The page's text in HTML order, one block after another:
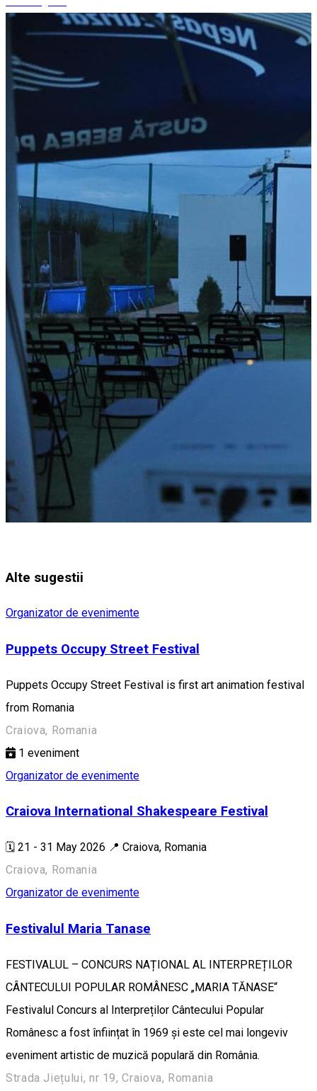
Alte sugestii
Organizator de evenimente
Puppets Occupy Street Festival
Puppets Occupy Street Festival is first art animation festival
from Romania
Craiova, Romania
1 eveniment
Organizator de evenimente
Craiova International Shakespeare Festival
🗓️ 21 - 31 May 2026 📍 Craiova, Romania
Craiova, Romania
Organizator de evenimente
Festivalul Maria Tanase
FESTIVALUL – CONCURS NAȚIONAL AL INTERPREȚILOR
CÂNTECULUI POPULAR ROMÂNESC „MARIA TĂNASE“
Festivalul Concurs al Interpreților Cântecului Popular
Românesc a fost înființat în 1969 și este cel mai longeviv
eveniment artistic de muzică populară din România.
Strada Jiețului, nr 19, Craiova, Romania